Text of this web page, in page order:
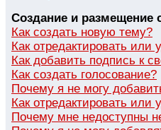
Создание и размещение
Как создать новую тему?
Как отредактировать или
Как добавить подпись к
Как создать голосование?
Почему я не могу
Как отредактировать или
Почему мне недоступны